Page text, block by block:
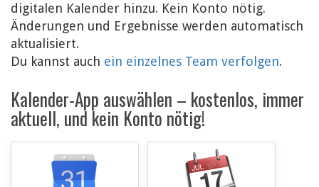
digitalen Kalender hinzu. Kein Konto nötig.
Änderungen und Ergebnisse werden automatisch
aktualisiert.
Du kannst auch ein einzelnes Team verfolgen.
Kalender-App auswählen – kostenlos, immer
aktuell, und kein Konto nötig!